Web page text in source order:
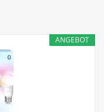
ANGEBOT